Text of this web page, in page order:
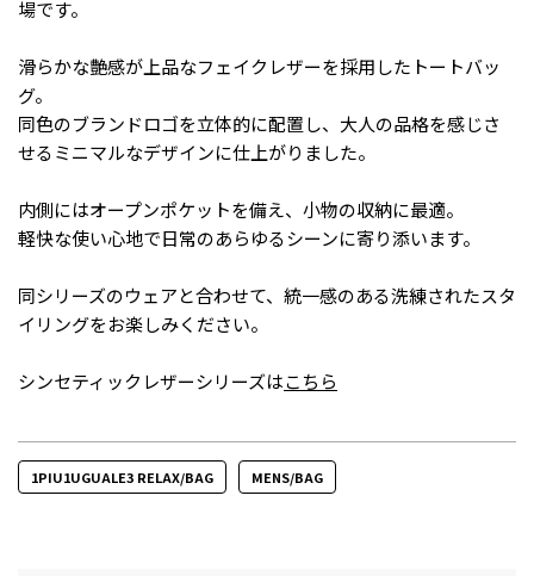
場です。
滑らかな艶感が上品なフェイクレザーを採用したトートバッ
グ。
同色のブランドロゴを立体的に配置し、大人の品格を感じさ
せるミニマルなデザインに仕上がりました。
内側にはオープンポケットを備え、小物の収納に最適。
軽快な使い心地で日常のあらゆるシーンに寄り添います。
同シリーズのウェアと合わせて、統一感のある洗練されたスタ
イリングをお楽しみください。
シンセティックレザーシリーズはこちら
1PIU1UGUALE3 RELAX/BAG MENS/BAG